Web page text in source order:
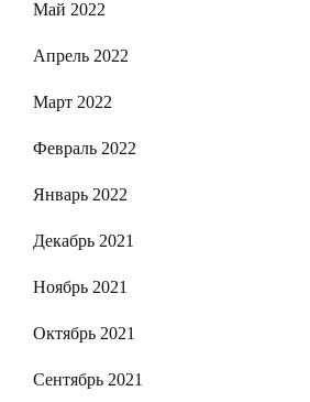
Май 2022
Апрель 2022
Март 2022
Февраль 2022
Январь 2022
Декабрь 2021
Ноябрь 2021
Октябрь 2021
Сентябрь 2021